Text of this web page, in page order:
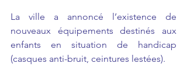
La ville a annoncé l’existence de
nouveaux équipements destinés aux
enfants en situation de handicap
(casques anti-bruit, ceintures lestées).